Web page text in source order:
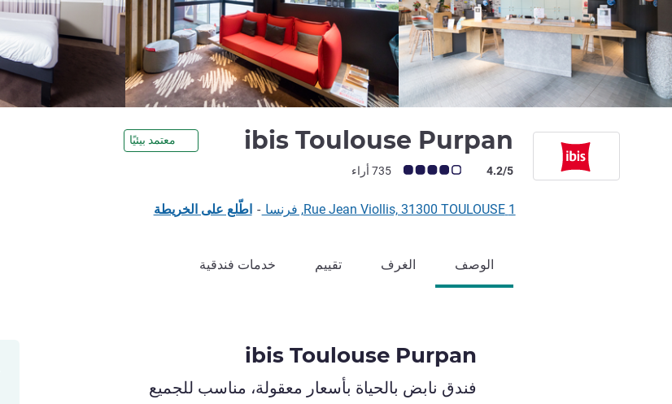
ibis Toulouse Purpan معتمد بيئيًا
ملاحظة أراء العملاء (رأي ALL)
4.2/5 735 أراء
1 Rue Jean Viollis, 31300 TOULOUSE, فرنسا - اطّلع على الخريطة
الوصف الغرف تقييم خدمات فندقية
ibis Toulouse Purpan
فندق نابض بالحياة بأسعار معقولة، مناسب للجميع